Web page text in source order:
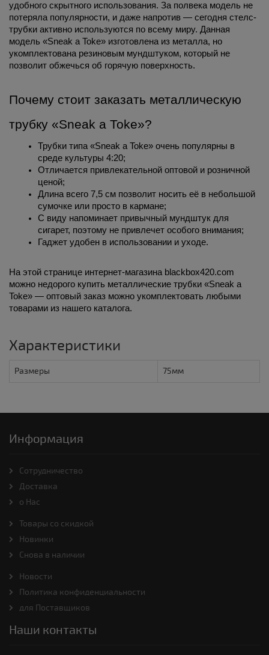
удобного скрытного использования. За полвека модель не
потеряла популярности, и даже напротив — сегодня стелс-
трубки активно используются по всему миру. Данная
модель «Sneak a Toke» изготовлена из металла, но
укомплектована резиновым мундштуком, который не
позволит обжечься об горячую поверхность.
Почему стоит заказать металлическую
трубку «Sneak a Toke»?
Трубки типа «Sneak a Toke» очень популярны в
среде культуры 4:20;
Отличается привлекательной оптовой и розничной
ценой;
Длина всего 7,5 см позволит носить её в небольшой
сумочке или просто в кармане;
С виду напоминает привычный мундштук для
сигарет, поэтому не привлечет особого внимания;
Гаджет удобен в использовании и уходе.
На этой странице интернет-магазина blackbox420.com
можно недорого купить металлические трубки «Sneak a
Toke» — оптовый заказ можно укомплектовать любыми
товарами из нашего каталога.
Характеристики
Размеры 75мм
Информация
Cотрудничество
Доставка
о Нас
Товары со скидкой
Новинки
Снова в наличии
Новости
Политика конфиденциальности
для Поставщиков
Наши контакты